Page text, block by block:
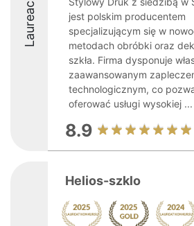
Laureaci
jest polskim producentem
specjalizującym się w
metodach obróbki oraz
szkła. Firma dysponuje
zaawansowanym
technologicznym, co
oferować usługi wysokiej ...
8.9
Helios-szklo